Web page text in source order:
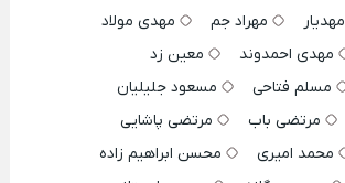
مهدیار مهراد جم
مهدی مولاد
مهدی احمدوند
معین زد
مسلم فتاحی
مسعود جلیلیان
مرتضی باب
مرتضی پاشایی
محمد امیری
محسن ابراهیم زاده